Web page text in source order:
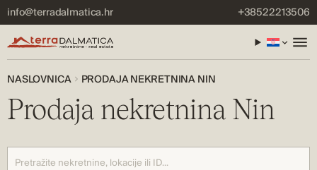
info@terradalmatica.hr +38522213506
NASLOVNICA PRODAJA NEKRETNINA NIN
Prodaja nekretnina Nin